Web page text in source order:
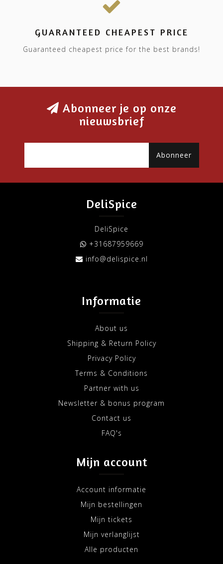
GUARANTEED CHEAPEST PRICE
Guaranteed cheapest price for the best brands!
Abonneer je op onze
nieuwsbrief
Abonneer
DeliSpice
DeliSpice
+31687959669
info@delispice.nl
Informatie
About us
Shipping & Return Policy
Privacy Policy
Terms & Conditions
Partner with us
Newsletter & bonus program
Contact us
FAQ's
Mijn account
Account informatie
Mijn bestellingen
Mijn tickets
Mijn verlanglijst
Alle producten